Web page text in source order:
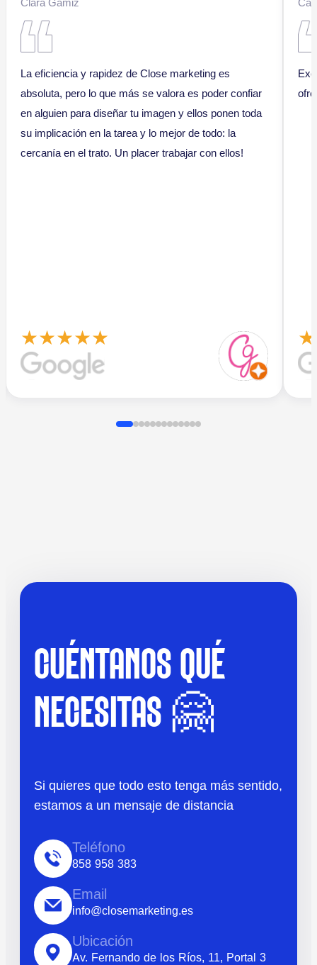
La eficiencia y rapidez de Close marketing es
absoluta, pero lo que más se valora es poder confiar
en alguien para diseñar tu imagen y ellos ponen toda
su implicación en la tarea y lo mejor de todo: la
cercanía en el trato. Un placer trabajar con ellos!
★★★★★
CUÉNTANOS QUÉ
NECESITAS 🤗
Si quieres que todo esto tenga más sentido,
estamos a un mensaje de distancia
Teléfono
858 958 383
Email
info@closemarketing.es
Ubicación
Av. Fernando de los Ríos, 11, Portal 3